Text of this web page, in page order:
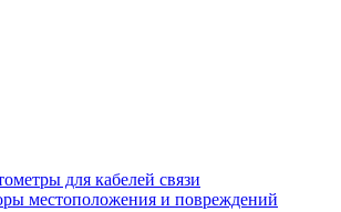
для кабелей связи
местоположения и повреждений